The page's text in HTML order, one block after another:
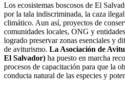
Los ecosistemas boscosos de El
por la tala indiscriminada, la caza
climático. Aun así, proyectos de
comunidades locales, ONG y
logrado preservar zonas esenciales y
de aviturismo. La Asociación de
El Salvador) ha puesto en marcha
procesos de capacitación para que la
conducta natural de las especies y